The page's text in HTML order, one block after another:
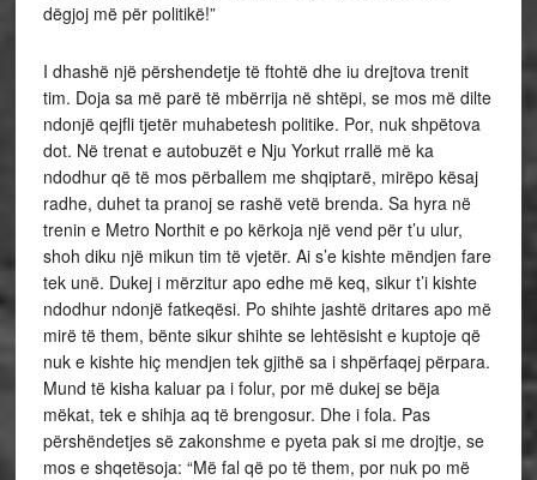
dëgjoj më për politikë!”
I dhashë një përshendetje të ftohtë dhe iu drejtova trenit
tim. Doja sa më parë të mbërrija në shtëpi, se mos më dilte
ndonjë qejfli tjetër muhabetesh politike. Por, nuk shpëtova
dot. Në trenat e autobuzët e Nju Yorkut rrallë më ka
ndodhur që të mos përballem me shqiptarë, mirëpo kësaj
radhe, duhet ta pranoj se rashë vetë brenda. Sa hyra në
trenin e Metro Northit e po kërkoja një vend për t’u ulur,
shoh diku një mikun tim të vjetër. Ai s’e kishte mëndjen fare
tek unë. Dukej i mërzitur apo edhe më keq, sikur t’i kishte
ndodhur ndonjë fatkeqësi. Po shihte jashtë dritares apo më
mirë të them, bënte sikur shihte se lehtësisht e kuptoje që
nuk e kishte hiç mendjen tek gjithë sa i shpërfaqej përpara.
Mund të kisha kaluar pa i folur, por më dukej se bëja
mëkat, tek e shihja aq të brengosur. Dhe i fola. Pas
përshëndetjes së zakonshme e pyeta pak si me drojtje, se
mos e shqetësoja: “Më fal që po të them, por nuk po më